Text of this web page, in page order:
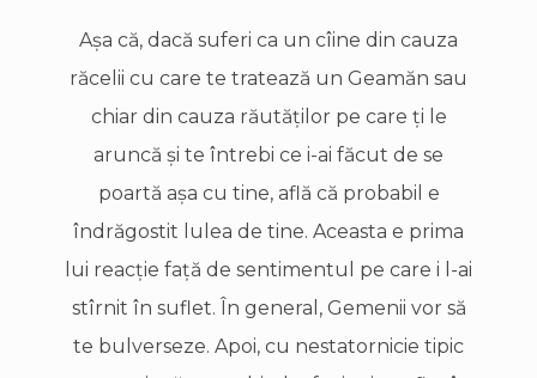
Aşa că, dacă suferi ca un cîine din cauza
răcelii cu care te tratează un Geamăn sau
chiar din cauza răutăţilor pe care ţi le
aruncă şi te întrebi ce i-ai făcut de se
poartă aşa cu tine, află că probabil e
îndrăgostit lulea de tine. Aceasta e prima
lui reacţie faţă de sentimentul pe care i l-ai
stîrnit în suflet. În general, Gemenii vor să
te bulverseze. Apoi, cu nestatornicie tipic